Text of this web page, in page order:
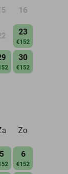
16
23
€152
30
€152
Zo
5 6
€152